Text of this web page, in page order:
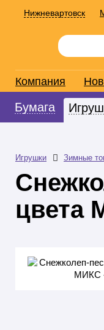
Нижневартовск
Компания
Бумага
Игрушки Зимные
цвета